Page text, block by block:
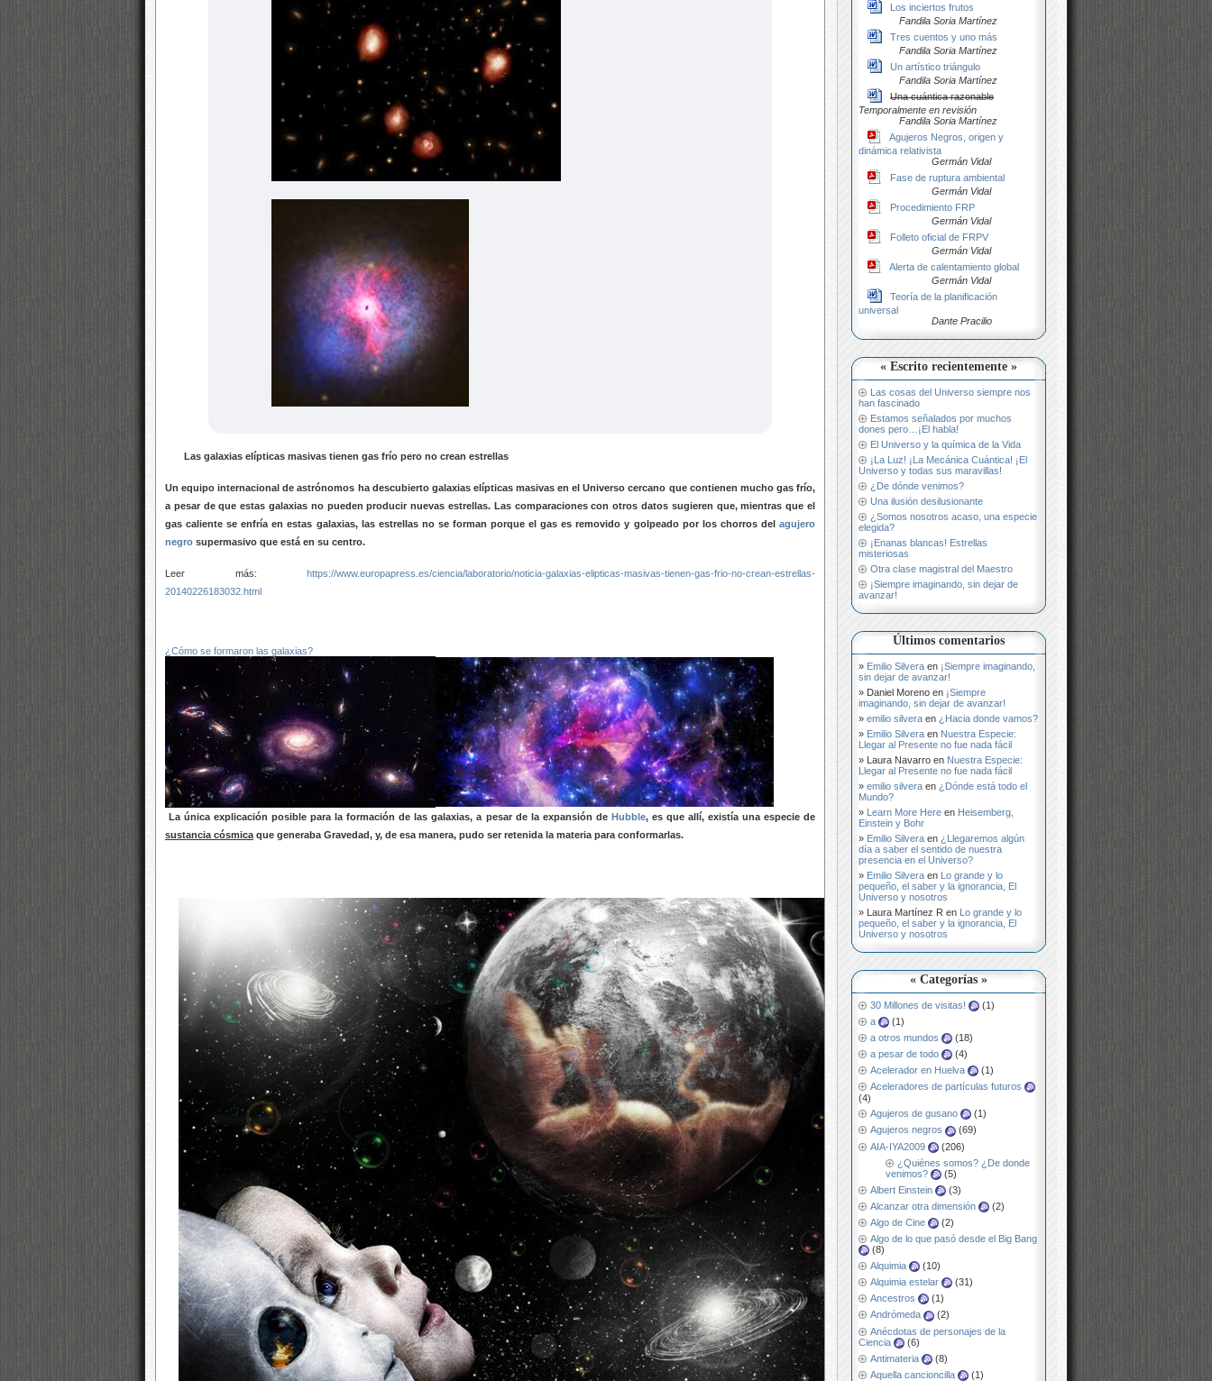
Los inciertos frutos
Fandila Soria Martínez
Tres cuentos y uno más
Fandila Soria Martínez
Un artístico triángulo
Fandila Soria Martínez
Una cuántica razonable
Temporalmente en revisión
Fandila Soria Martínez
Agujeros Negros, origen y
dinámica relativista
Germán Vidal
Fase de ruptura ambiental
Germán Vidal
Procedimiento FRP
Germán Vidal
Folleto oficial de FRPV
Germán Vidal
Alerta de calentamiento global
Germán Vidal
Teoría de la planificación
universal
Dante Pracilio
« Escrito recientemente »
Las cosas del Universo siempre nos
han fascinado
Estamos señalados por muchos
dones pero…¡El habla!
El Universo y la química de la Vida
¡La Luz! ¡La Mecánica Cuántica! ¡El
Universo y todas sus maravillas!
¿De dónde venimos?
Una ilusión desilusionante
¿Somos nosotros acaso, una especie
elegida?
¡Enanas blancas! Estrellas
misteriosas
Otra clase magistral del Maestro
¡Siempre imaginando, sin dejar de
avanzar!
Últimos comentarios
Emilio Silvera en ¡Siempre imaginando,
sin dejar de avanzar!
Daniel Moreno en ¡Siempre
imaginando, sin dejar de avanzar!
emilio silvera en ¿Hacia donde vamos?
Emilio Silvera en Nuestra Especie:
Llegar al Presente no fue nada fácil
Laura Navarro en Nuestra Especie:
Llegar al Presente no fue nada fácil
emilio silvera en ¿Dónde está todo el
Mundo?
Learn More Here en Heisemberg,
Einstein y Bohr
Emilio Silvera en ¿Llegaremos algún
día a saber el sentido de nuestra
presencia en el Universo?
Emilio Silvera en Lo grande y lo
pequeño, el saber y la ignorancia, El
Universo y nosotros
Laura Martínez R en Lo grande y lo
pequeño, el saber y la ignorancia, El
Universo y nosotros
« Categorías »
30 Millones de visitas!
(1)
a
(1)
a otros mundos
(18)
a pesar de todo
(4)
Acelerador en Huelva
(1)
Aceleradores de partículas futuros
(4)
Agujeros de gusano
(1)
Agujeros negros
(69)
AIA-IYA2009
(206)
¿Quiénes somos? ¿De donde
venimos?
(5)
Albert Einstein
(3)
Alcanzar otra dimensión
(2)
Algo de Cine
(2)
Algo de lo que pasó desde el Big Bang
(8)
Alquimia
(10)
Alquimia estelar
(31)
Ancestros
(1)
Andrómeda
(2)
Anécdotas de personajes de la
Ciencia
(6)
Antimateria
(8)
Aquella cancioncilla
(1)
Las galaxias elípticas masivas tienen gas frío pero no crean estrellas
Un equipo internacional de astrónomos ha descubierto galaxias elípticas masivas en el Universo cercano que contienen mucho gas frío,
a pesar de que estas galaxias no pueden producir nuevas estrellas. Las comparaciones con otros datos sugieren que, mientras que el
gas caliente se enfría en estas galaxias, las estrellas no se forman porque el gas es removido y golpeado por los chorros del agujero
negro supermasivo que está en su centro.
Leer más: https://www.europapress.es/ciencia/laboratorio/noticia-galaxias-elipticas-masivas-tienen-gas-frio-no-crean-estrellas-
20140226183032.html
¿Cómo se formaron las galaxias?
La única explicación posible para la formación de las galaxias, a pesar de la expansión de Hubble, es que allí, existía una especie de
sustancia cósmica que generaba Gravedad, y, de esa manera, pudo ser retenida la materia para conformarlas.